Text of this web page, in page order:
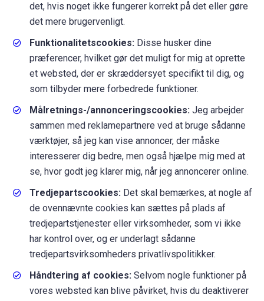
det, hvis noget ikke fungerer korrekt på det eller gøre
det mere brugervenligt.
Funktionalitetscookies: Disse husker dine
præferencer, hvilket gør det muligt for mig at oprette
et websted, der er skræddersyet specifikt til dig, og
som tilbyder mere forbedrede funktioner.
Målretnings-/annonceringscookies: Jeg arbejder
sammen med reklamepartnere ved at bruge sådanne
værktøjer, så jeg kan vise annoncer, der måske
interesserer dig bedre, men også hjælpe mig med at
se, hvor godt jeg klarer mig, når jeg annoncerer online.
Tredjepartscookies: Det skal bemærkes, at nogle af
de ovennævnte cookies kan sættes på plads af
tredjepartstjenester eller virksomheder, som vi ikke
har kontrol over, og er underlagt sådanne
tredjepartsvirksomheders privatlivspolitikker.
Håndtering af cookies: Selvom nogle funktioner på
vores websted kan blive påvirket, hvis du deaktiverer